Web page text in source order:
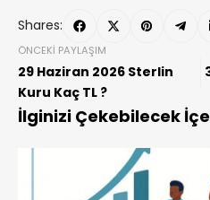
Shares:
ÖNCEKI PAYLAŞIM
29 Haziran 2026 Sterlin
Kuru Kaç TL ?
İlginizi Çekebilecek